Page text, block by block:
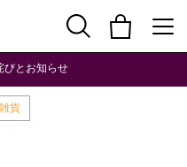
びとお知らせ
雑貨